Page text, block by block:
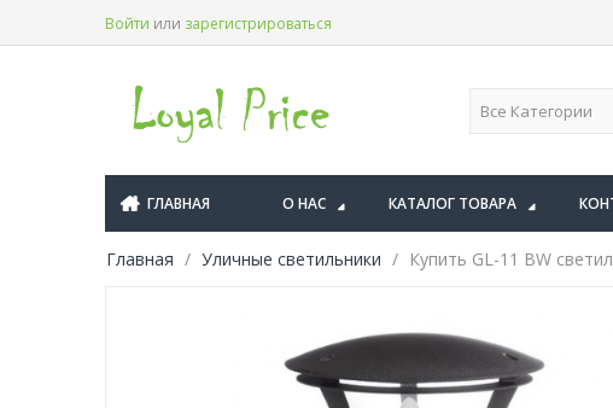
Войти или зарегистрироваться
ГЛАВНАЯ О НАС КАТАЛОГ ТОВАРА
Главная Уличные светильники Купить GL-11 BW